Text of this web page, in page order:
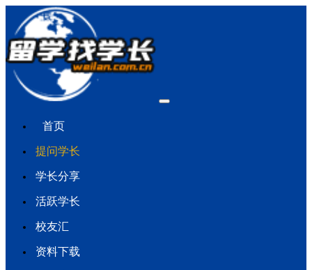
首页
提问学长
学长分享
活跃学长
校友汇
资料下载